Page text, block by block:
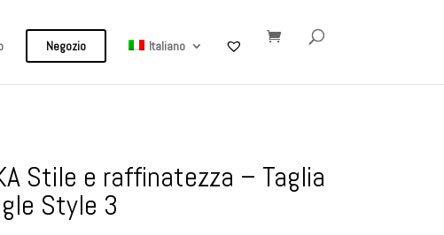
Negozio Italiano
Stile e raffinatezza – Taglia
Style 3